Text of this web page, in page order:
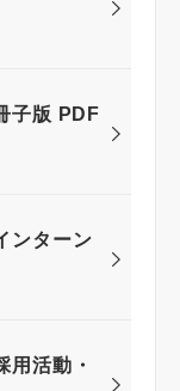
子版 PDF
ンターン
活動・